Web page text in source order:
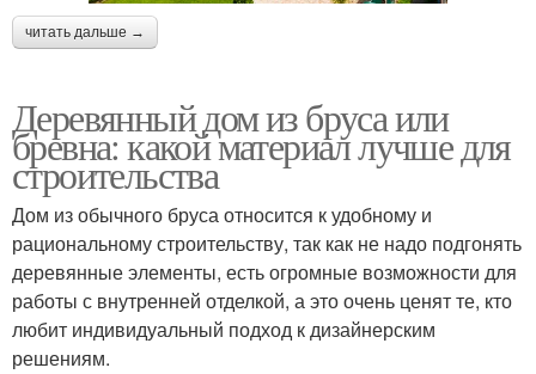
читать дальше →
Деревянный дом из бруса или
бревна: какой материал лучше для
строительства
Дом из обычного бруса относится к удобному и
рациональному строительству, так как не надо подгонять
деревянные элементы, есть огромные возможности для
работы с внутренней отделкой, а это очень ценят те, кто
любит индивидуальный подход к дизайнерским
решениям.